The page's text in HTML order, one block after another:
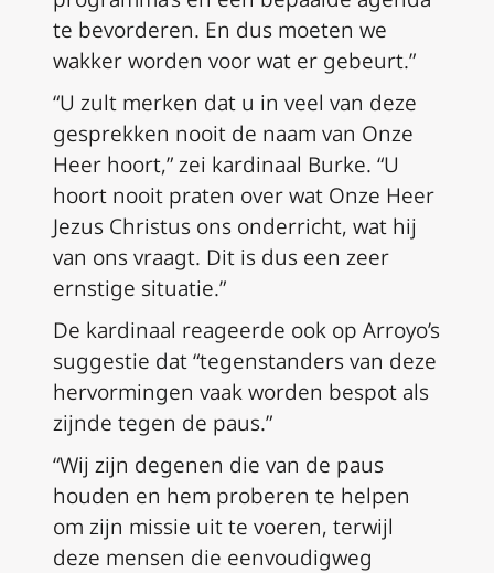
te bevorderen. En dus moeten we
wakker worden voor wat er gebeurt.”
“U zult merken dat u in veel van deze
gesprekken nooit de naam van Onze
Heer hoort,” zei kardinaal Burke. “U
hoort nooit praten over wat Onze Heer
Jezus Christus ons onderricht, wat hij
van ons vraagt. Dit is dus een zeer
ernstige situatie.”
De kardinaal reageerde ook op Arroyo’s
suggestie dat “tegenstanders van deze
hervormingen vaak worden bespot als
zijnde tegen de paus.”
“Wij zijn degenen die van de paus
houden en hem proberen te helpen
om zijn missie uit te voeren, terwijl
deze mensen die eenvoudigweg